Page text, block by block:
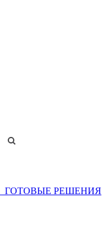
ГОТОВЫЕ РЕШЕНИЯ